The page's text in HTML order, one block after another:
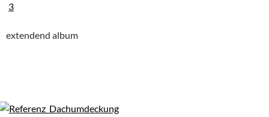
extendend album